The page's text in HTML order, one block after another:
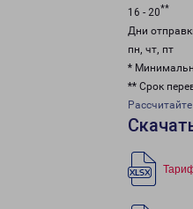
16 - 20**
Дни
пн, чт, пт
*
** Срок